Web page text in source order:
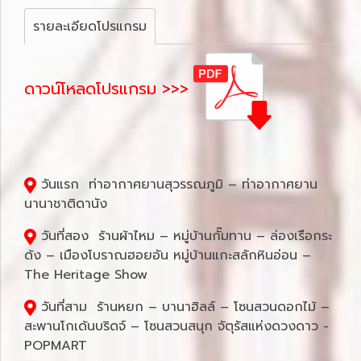
รายละเอียดโปรแกรม
ดาวน์โหลดโปรแกรม >>>
วันแรก ท่าอากาศยานสุวรรณภูมิ – ท่าอากาศยาน
นานาชาติดานัง
วันที่สอง ร้านผ้าไหม – หมู่บ้านกั๊มทาน – ล่องเรือกระ
ด้ง – เมืองโบราณฮอยอัน หมู่บ้านแกะสลักหินอ่อน –
The Heritage Show
วันที่สาม ร้านหยก – บานาฮิลล์ – โซนสวนดอกไม้ –
สะพานโกเด้นบริดจ์ – โซนสวนสนุก จัตุรัสแห่งดวงดาว -
POPMART